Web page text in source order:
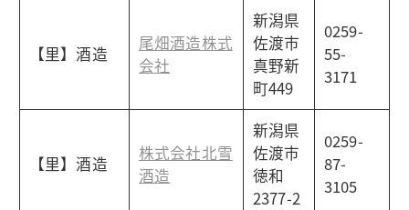
【里】酒造
尾畑酒造株式
会社
新潟県
佐渡市
真野新
町449
0259-
55-
3171
【里】酒造
株式会社北雪
酒造
新潟県
佐渡市
徳和
2377-2
0259-
87-
3105